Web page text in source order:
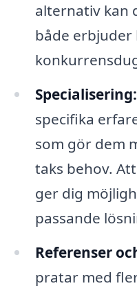
alternativ kan
både erbjuder
Specialisering:
specifika
som gör dem
taks behov.
ger dig
passande
Referenser
pratar med